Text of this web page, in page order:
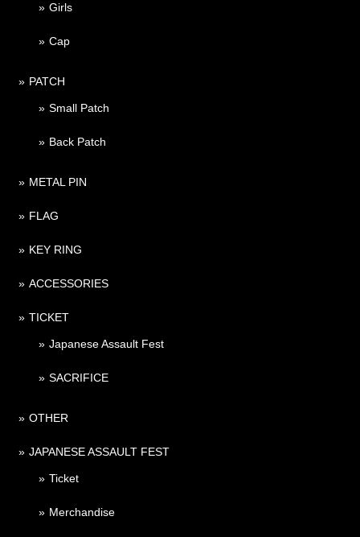
Girls
Cap
PATCH
Small Patch
Back Patch
METAL PIN
FLAG
KEY RING
ACCESSORIES
TICKET
Japanese Assault Fest
SACRIFICE
OTHER
JAPANESE ASSAULT FEST
Ticket
Merchandise